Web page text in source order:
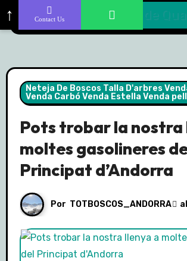
Neteja De Boscos Talla D'arbres
Venda Carbó Venda Estella Venda
Pots trobar la nostra
moltes gasolineres
Principat d’Andorra
Por TOTBOSCOS_ANDORRA
↑ Contact Us